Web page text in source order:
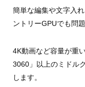
簡単な編集や文字入
ントリーGPUでも問
4K動画など容量が重
3060」以上のミドル
します。